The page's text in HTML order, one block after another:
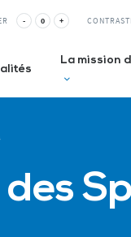
- 0 +
La mission
La Relève